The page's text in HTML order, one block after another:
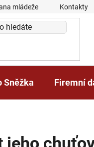
mládeže Kontakty
Sněžka Firemní
jeho